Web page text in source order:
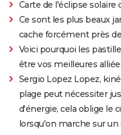
Carte de l'éclipse solaire
Ce sont les plus beaux
cache forcément près
Voici pourquoi les
être vos meilleures
Sergio Lopez Lopez,
plage peut nécessiter
d'énergie, cela oblige le
lorsqu'on marche sur un